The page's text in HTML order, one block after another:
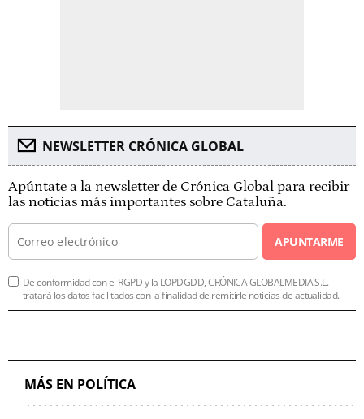
NEWSLETTER CRÓNICA GLOBAL
Apúntate a la newsletter de Crónica Global para recibir
las noticias más importantes sobre Cataluña.
APUNTARME
De conformidad con el RGPD y la LOPDGDD, CRÓNICA GLOBALMEDIA S.L.
tratará los datos facilitados con la finalidad de remitirle noticias de actualidad.
MÁS EN POLÍTICA